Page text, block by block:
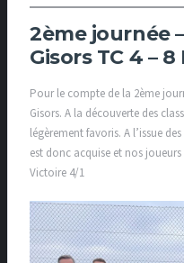
2ème journée
Gisors TC 4 –
Pour le compte de la 2ème
Gisors. A la découverte des
légèrement favoris. A l’issue
est donc acquise et nos
Victoire 4/1